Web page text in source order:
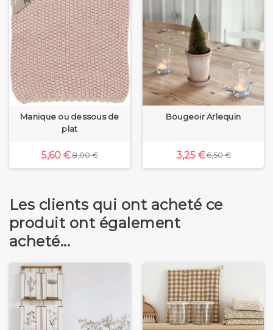
Manique ou dessous de
plat
5,60 €8,00 €
Bougeoir Arlequin
3,25 €6,50 €
Les clients qui ont acheté ce
produit ont également
acheté...